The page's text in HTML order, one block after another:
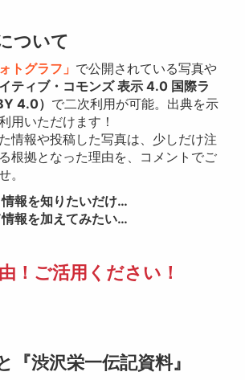
ついて
トグラフ」 で公開されている写真や
ティブ・コモンズ 表示 4.0 国際ラ
4.0） で二次利用が可能。出典を示
用いただけます！
情報や投稿した写真は、少しだけ注
根拠となった理由を、コメントでご
。
報を知りたいだけ…
報を加えてみたい…
！ご活用ください！
『渋沢栄一伝記資料』